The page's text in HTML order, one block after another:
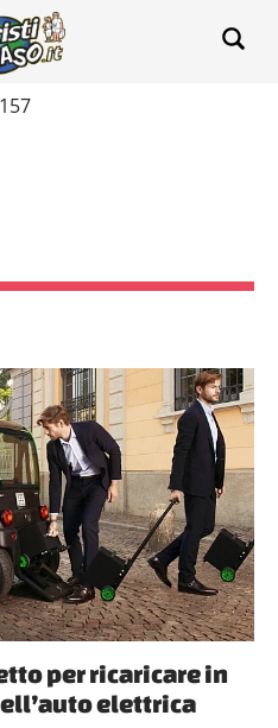
per ricaricare in
elettrica